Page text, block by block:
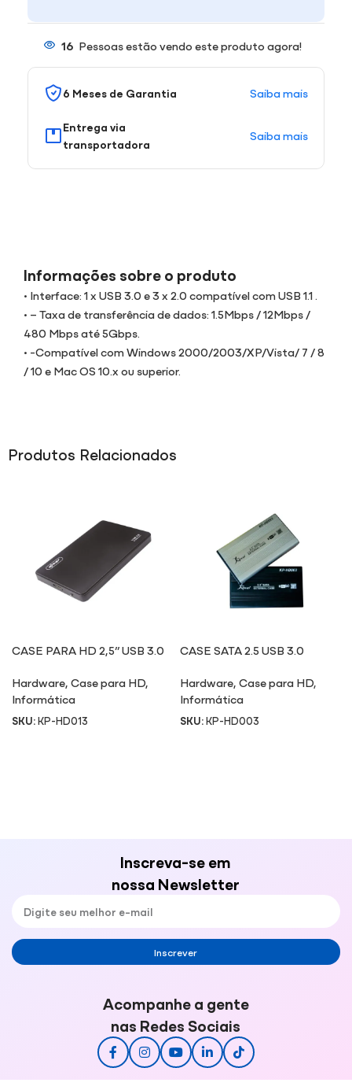
16 Pessoas estão vendo este produto agora!
6 Meses de Garantia Saiba mais
Entrega via
transportadora
Saiba mais
Informações sobre o produto
• Interface: 1 x USB 3.0 e 3 x 2.0 compatível com USB 1.1 .
• – Taxa de transferência de dados: 1.5Mbps / 12Mbps /
480 Mbps até 5Gbps.
• -Compatível com Windows 2000/2003/XP/Vista/ 7 / 8
/ 10 e Mac OS 10.x ou superior.
Produtos Relacionados
CASE PARA HD 2,5” USB 3.0
Hardware,Case para HD,
Informática
SKU:KP-HD013
CASE SATA 2.5 USB 3.0
Hardware,Case para HD,
Informática
SKU:KP-HD003
Inscreva-se em
nossa Newsletter
Inscrever
Acompanhe a gente
nas Redes Sociais